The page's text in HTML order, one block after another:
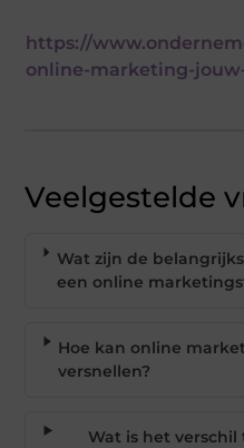
https://
online-marketing-
Veelgestelde
Wat zijn de
een online
Hoe kan online
versnellen?
Wat is het verschil